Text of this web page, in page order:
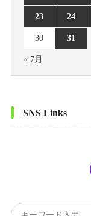
23 24
30 31
« 7月
SNS Links